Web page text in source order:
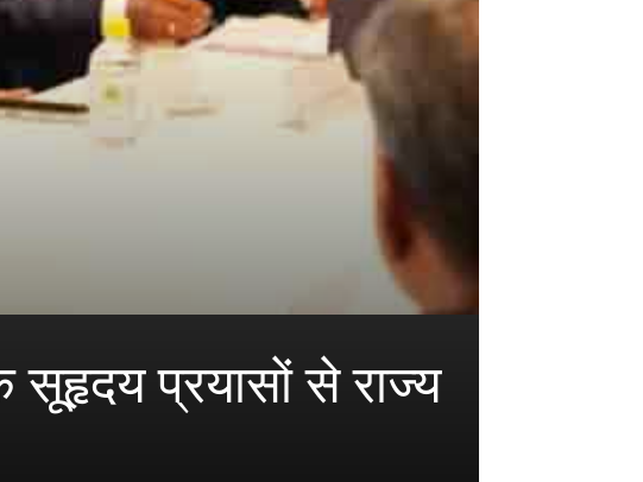
प्रयासों से राज्य